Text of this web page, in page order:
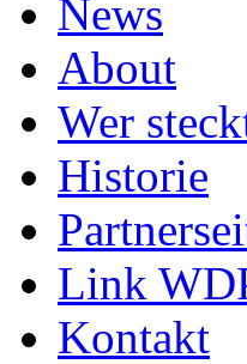
News
About
Wer
Historie
Link
Kontakt